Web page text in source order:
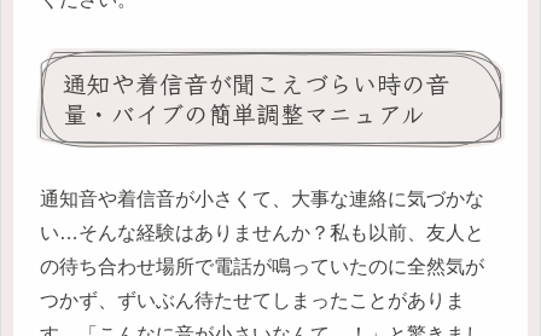
通知や着信音が聞こえづらい時の音
量・バイブの簡単調整マニュアル
通知音や着信音が小さくて、大事な連絡に気づかな
い…そんな経験はありませんか？私も以前、友人と
の待ち合わせ場所で電話が鳴っていたのに全然気が
つかず、ずいぶん待たせてしまったことがありま